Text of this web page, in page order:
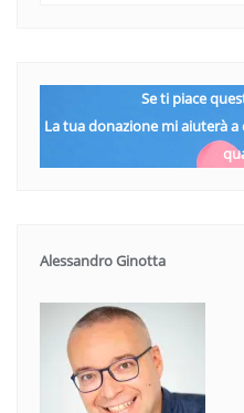
Se ti piace
La tua donazione mi aiuterà
Alessandro Ginotta